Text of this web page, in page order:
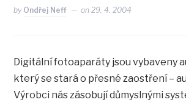
by Ondřej Neff on29. 4. 2004
Digitální fotoaparáty jsou vybaveny
který se stará o přesné zaostření –
Výrobci nás zásobují důmyslnými